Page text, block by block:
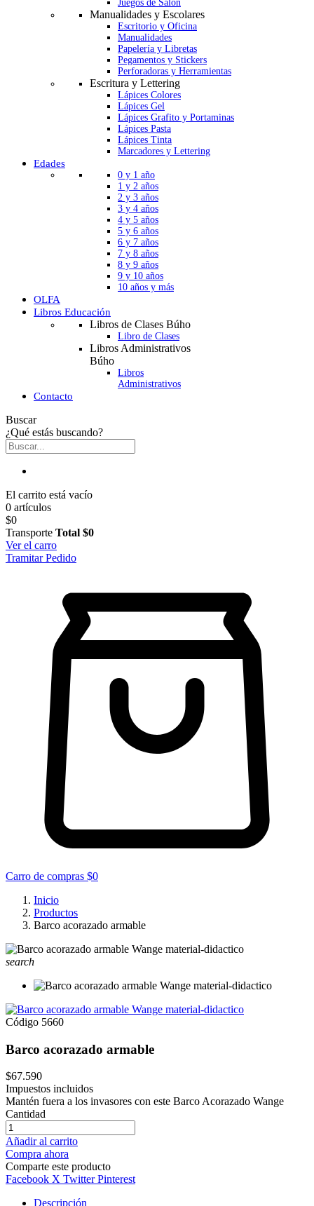
Juegos de Salón
Manualidades y Escolares
Escritorio y Oficina
Manualidades
Papelería y Libretas
Pegamentos y Stickers
Perforadoras y Herramientas
Escritura y Lettering
Lápices Colores
Lápices Gel
Lápices Grafito y Portaminas
Lápices Pasta
Lápices Tinta
Marcadores y Lettering
Edades
0 y 1 año
1 y 2 años
2 y 3 años
3 y 4 años
4 y 5 años
5 y 6 años
6 y 7 años
7 y 8 años
8 y 9 años
9 y 10 años
10 años y más
OLFA
Libros Educación
Libros de Clases Búho
Libro de Clases
Libros Administrativos
Búho
Libros
Administrativos
Contacto
Buscar
¿Qué estás buscando?
El carrito está vacío
0 artículos
$0
Transporte Total $0
Ver el carro
Tramitar Pedido
Carro de compras $0
Inicio
Productos
Barco acorazado armable
search
Código 5660
Barco acorazado armable
$67.590
Impuestos incluidos
Mantén fuera a los invasores con este Barco Acorazado Wange
Cantidad
Añadir al carrito
Compra ahora
Comparte este producto
Facebook X Twitter Pinterest
Descripción